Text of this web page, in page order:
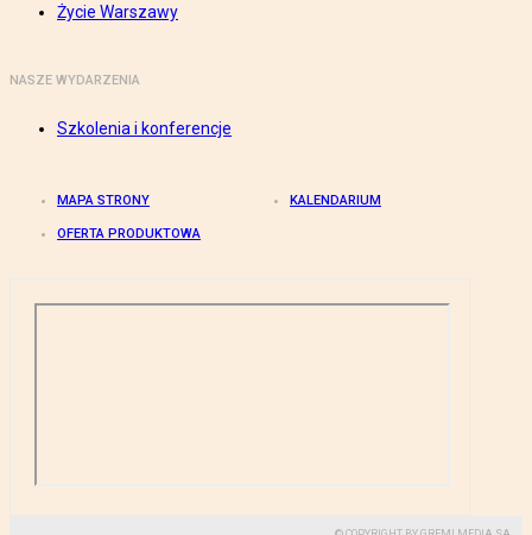
Życie Warszawy
NASZE WYDARZENIA
Szkolenia i konferencje
MAPA STRONY KALENDARIUM
OFERTA PRODUKTOWA